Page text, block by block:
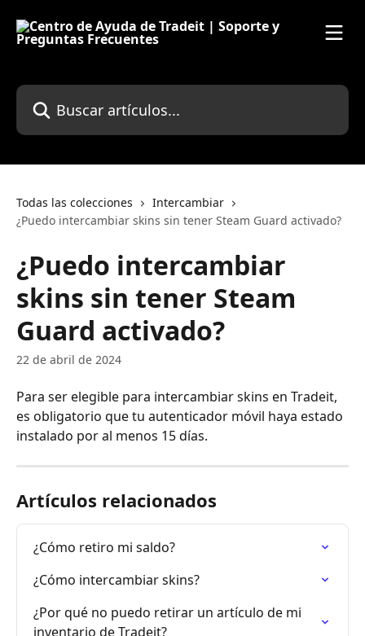
Buscar artículos...
Todas las colecciones
Intercambiar
¿Puedo intercambiar skins sin tener Steam Guard activado?
¿Puedo intercambiar
skins sin tener Steam
Guard activado?
22 de abril de 2024
Para ser elegible para intercambiar skins en Tradeit,
es obligatorio que tu autenticador móvil haya estado
instalado por al menos 15 días.
Artículos relacionados
¿Cómo retiro mi saldo?
¿Cómo intercambiar skins?
¿Por qué no puedo retirar un artículo de mi
inventario de Tradeit?